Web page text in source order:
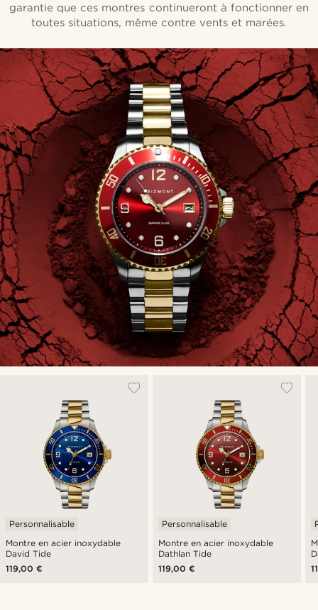
garantie que ces montres continueront à fonctionner en
toutes situations, même contre vents et marées.
Montre en acier inoxydable
David Tide
Personnalisable
119,00 €
Montre en acier inoxydable
Dathlan Tide
Personnalisable
119,00 €